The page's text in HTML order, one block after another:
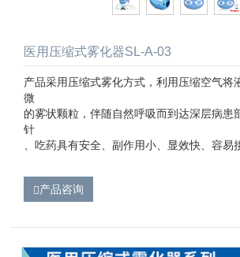
医用压缩式雾化器SL-A-03
产品采用压缩式雾化方式，利用压缩空气将
微
的雾状颗粒，伴随自然呼吸而到达深层病患
针
、吃药具有安全、副作用小、显效快、容易
产品咨询